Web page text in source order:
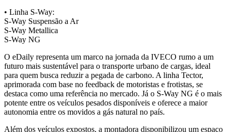
• Linha S-Way:
S-Way Suspensão a Ar
S-Way Metallica
S-Way NG
O eDaily representa um marco na jornada da IVECO rumo a um
futuro mais sustentável para o transporte urbano de cargas, ideal
para quem busca reduzir a pegada de carbono. A linha Tector,
aprimorada com base no feedback de motoristas e frotistas, se
destaca como uma referência no mercado. Já o S-Way NG é o mais
potente entre os veículos pesados disponíveis e oferece a maior
autonomia entre os movidos a gás natural no país.
Além dos veículos expostos, a montadora disponibilizou um espaço